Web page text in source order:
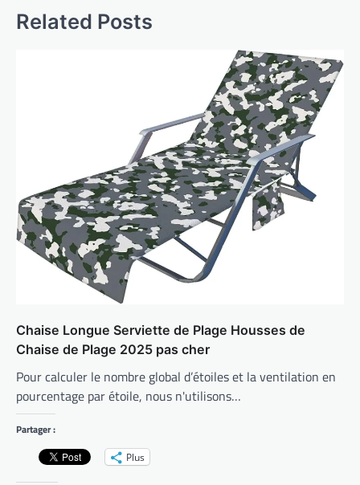
Related Posts
Chaise Longue Serviette de Plage Housses de
Chaise de Plage 2025 pas cher
Pour calculer le nombre global d’étoiles et la ventilation en
pourcentage par étoile, nous n'utilisons…
Partager :
Plus